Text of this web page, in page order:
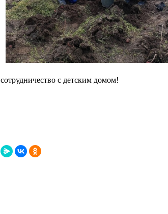
сотрудничество с детским домом!